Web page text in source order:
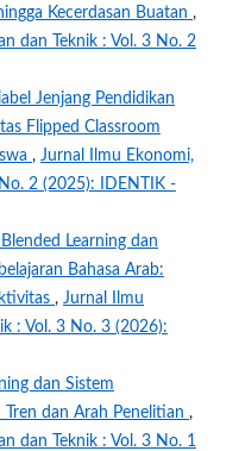
Kecerdasan Buatan ,
dan Teknik : Vol. 3 No. 2
Jenjang Pendidikan
Flipped Classroom
, Jurnal Ilmu Ekonomi,
2 (2025): IDENTIK -
Learning dan
Bahasa Arab:
, Jurnal Ilmu
: Vol. 3 No. 3 (2026):
dan Sistem
Tren dan Arah Penelitian ,
dan Teknik : Vol. 3 No. 1